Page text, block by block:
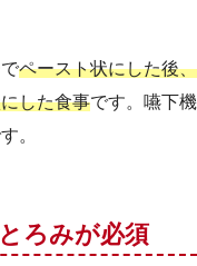
ペースト状にした後、
した食事です。嚥下機
。
ろみが必須